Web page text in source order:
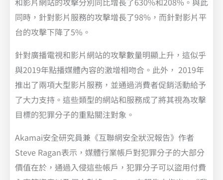
同時，針對影片服務的攻擊增長了98%，而針對影片平
台的攻擊下降了5%。
針對廣播電視和影片網站的攻擊數量明顯上升，這似乎
與2019年點播媒體內容的激增相吻合。此外， 2019年
推出了兩項大型影片服務，並通過消費者促銷活動給予
了大力支持。這些類型的網站和服務成了將其視為攻擊
目標的犯罪分子的重點關注對象。
Akamai安全研究員兼《互聯網安全狀況報告》作者
Steve Ragan表示，媒體行業帳戶對犯罪分子的大部分
價值在於，通過入侵這些帳戶，犯罪分子可以盜用付費